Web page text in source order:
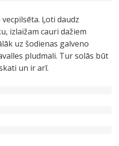
Ļoti daudz
izlaižam cauri dažiem
uz šodienas galveno
pludmali. Tur solās būt
un ir arī.